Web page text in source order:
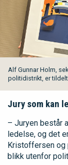
Alf Gunnar Holm,
politidistrikt, er
Jury som kan
– Juryen består
ledelse, og det
Kristoffersen og
blikk utenfor